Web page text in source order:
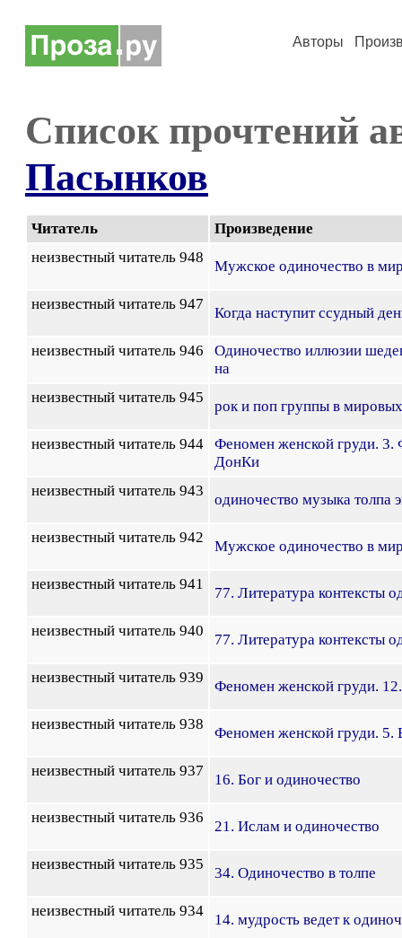
Авторы
Список прочтений
Пасынков
Читатель
Произведение
неизвестный читатель 948
Мужское одиночество в
неизвестный читатель 947
Когда наступит ссудный
неизвестный читатель 946
Одиночество иллюзии
на
неизвестный читатель 945
рок и поп группы в
неизвестный читатель 944
Феномен женской груди. 3.
ДонКи
неизвестный читатель 943
одиночество музыка толпа
неизвестный читатель 942
Мужское одиночество в
неизвестный читатель 941
77. Литература контексты
неизвестный читатель 940
77. Литература контексты
неизвестный читатель 939
Феномен женской груди.
неизвестный читатель 938
Феномен женской груди. 5.
неизвестный читатель 937
16. Бог и одиночество
неизвестный читатель 936
21. Ислам и одиночество
неизвестный читатель 935
34. Одиночество в толпе
неизвестный читатель 934
14. мудрость ведет к